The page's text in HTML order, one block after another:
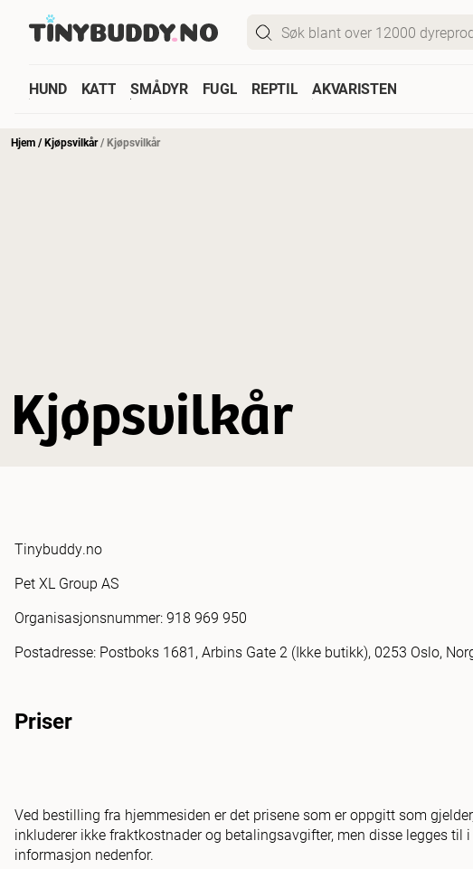
HUND KATT SMÅDYR FUGL REPTIL AKVARISTEN
Hjem/Kjøpsvilkår/Kjøpsvilkår
Kjøpsvilkår
Tinybuddy.no
Pet XL Group AS
Organisasjonsnummer: 918 969 950
Postadresse: Postboks 1681, Arbins Gate 2 (Ikke butikk), 0253 Oslo,
Priser
Ved bestilling fra hjemmesiden er det prisene som er oppgitt som
inkluderer ikke fraktkostnader og betalingsavgifter, men disse legges
informasjon nedenfor.